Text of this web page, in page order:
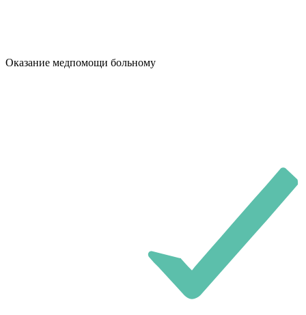
Оказание медпомощи больному